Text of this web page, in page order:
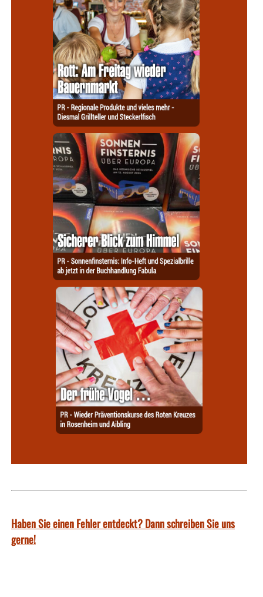
Haben Sie einen Fehler entdeckt? Dann schreiben Sie uns
gerne!